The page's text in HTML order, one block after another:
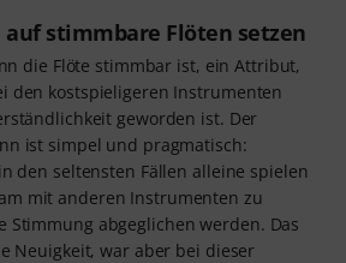
stimmbare Flöten setzen
die Flöte stimmbar ist, ein Attribut,
den kostspieligeren Instrumenten
geworden ist. Der
ist simpel und pragmatisch:
den seltensten Fällen alleine spielen
mit anderen Instrumenten zu
Stimmung abgeglichen werden. Das
Neuigkeit, war aber bei dieser